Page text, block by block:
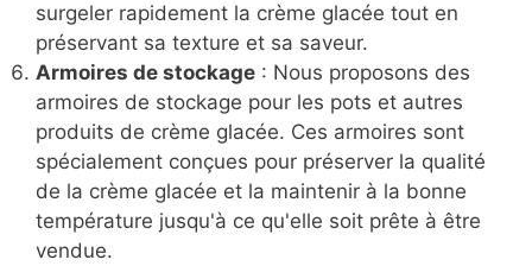
surgeler rapidement la crème glacée tout en
préservant sa texture et sa saveur.
Armoires de stockage : Nous proposons des
armoires de stockage pour les pots et autres
produits de crème glacée. Ces armoires sont
spécialement conçues pour préserver la qualité
de la crème glacée et la maintenir à la bonne
température jusqu'à ce qu'elle soit prête à être
vendue.